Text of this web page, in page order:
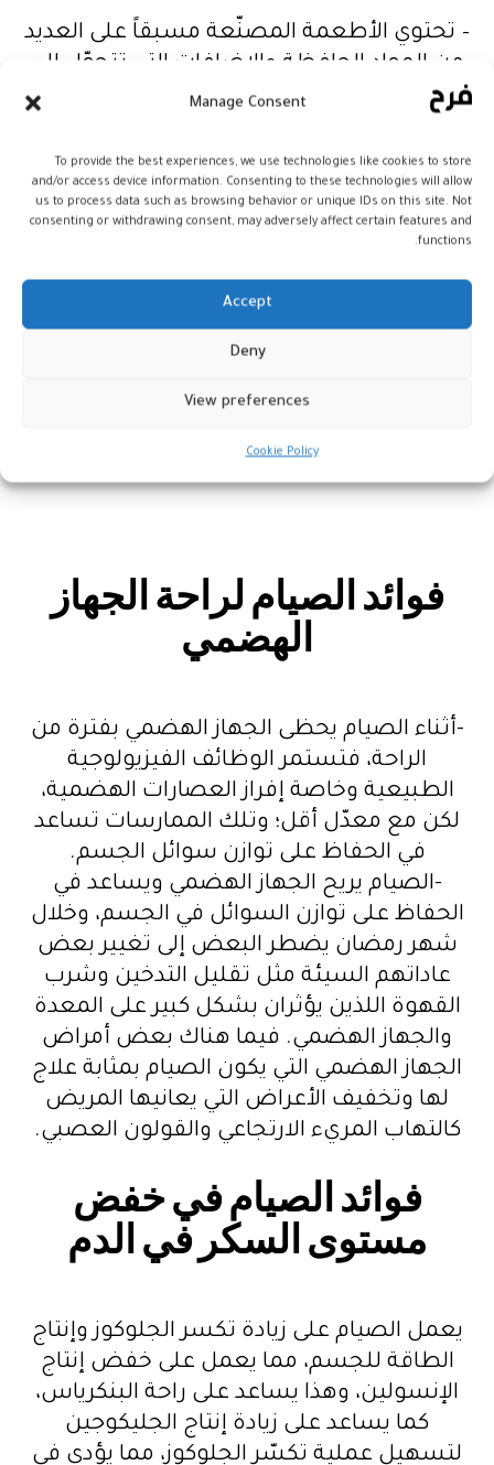
Manage Consent
To provide the best experiences, we use technologies like cookies to store
and/or access device information. Consenting to these technologies will allow
us to process data such as browsing behavior or unique IDs on this site. Not
consenting or withdrawing consent, may adversely affect certain features and
functions.
Accept
Deny
View preferences
Cookie Policy
– تحتوي الأطعمة المصنّعة مسبقاً على العديد
من المواد الحافظة والإضافات التي تتحوّل إلى
سموم داخل الجسم، فالعديد من هذه السموم
يتم حرقها، مما يساعد على التخلص من
السموم من خلال الكبد والكلى وباقي أعضاء
الجسم المسؤولة عن التخلص من السموم.
– توجد السموم حولنا في كل مكان، في الهواء
والطعام ونتيجة العمليات والتفاعلات
الكيميائية التي تتم داخل الجسم، وكثير من تلك
السموم يتم تخزينها داخل دهون الجسم، وأثناء
التخلص من السموم.
فوائد الصيام لراحة الجهاز
الهضمي
-أثناء الصيام يحظى الجهاز الهضمي بفترة من
الراحة، فتستمر الوظائف الفيزيولوجية
الطبيعية وخاصة إفراز العصارات الهضمية،
لكن مع معدّل أقل؛ وتلك الممارسات تساعد
في الحفاظ على توازن سوائل الجسم.
-الصيام يريح الجهاز الهضمي ويساعد في
الحفاظ على توازن السوائل في الجسم، وخلال
شهر رمضان يضطر البعض إلى تغيير بعض
عاداتهم السيئة مثل تقليل التدخين وشرب
القهوة اللذين يؤثران بشكل كبير على المعدة
والجهاز الهضمي. فيما هناك بعض أمراض
الجهاز الهضمي التي يكون الصيام بمثابة علاج
لها وتخفيف الأعراض التي يعانيها المريض
كالتهاب المريء الارتجاعي والقولون العصبي.
فوائد الصيام في خفض
مستوى السكر في الدم
يعمل الصيام على زيادة تكسر الجلوكوز وإنتاج
الطاقة للجسم، مما يعمل على خفض إنتاج
الإنسولين، وهذا يساعد على راحة البنكرياس،
كما يساعد على زيادة إنتاج الجليكوجين
لتسهيل عملية تكسّر الجلوكوز، مما يؤدي في